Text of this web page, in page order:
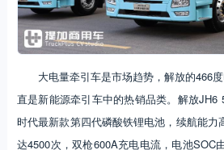
大电量牵引车是市场趋势，解放的466
直是新能源牵引车中的热销品类。解放JH6
时代最新款第四代磷酸铁锂电池，续航能力
达4500次，双枪600A充电电流，电池SOC